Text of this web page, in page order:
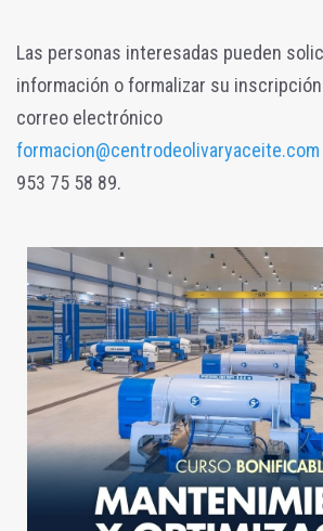
Las personas interesadas pueden
información o formalizar su
correo electrónico
formacion@centrodeolivaryaceite.com
953 75 58 89.